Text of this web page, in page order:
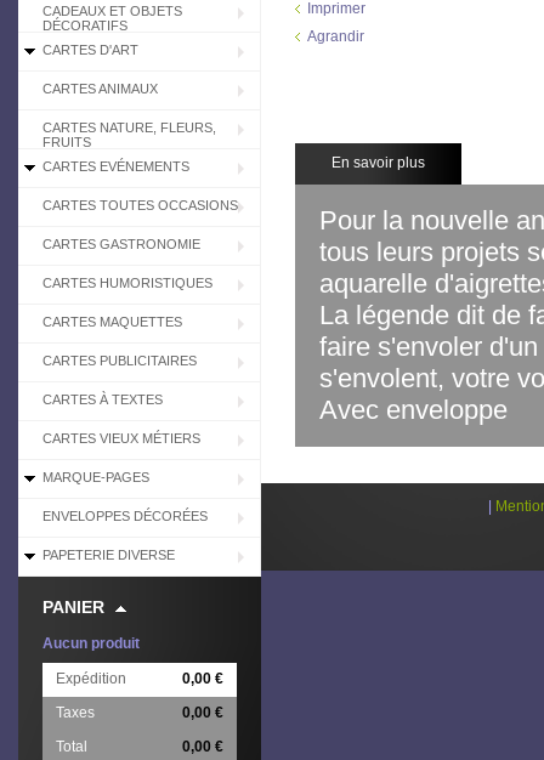
CADEAUX ET OBJETS
DÉCORATIFS
CARTES D'ART
CARTES ANIMAUX
CARTES NATURE, FLEURS,
FRUITS
CARTES EVÉNEMENTS
CARTES TOUTES OCCASIONS
CARTES GASTRONOMIE
CARTES HUMORISTIQUES
CARTES MAQUETTES
CARTES PUBLICITAIRES
CARTES À TEXTES
CARTES VIEUX MÉTIERS
MARQUE-PAGES
ENVELOPPES DÉCORÉES
PAPETERIE DIVERSE
PANIER
Aucun produit
Expédition
0,00 €
Taxes
0,00 €
Total
0,00 €
Imprimer
Agrandir
En savoir plus
Pour la nouvelle
tous leurs projets
aquarelle
La légende dit de
faire s'envoler
s'envolent, votre
Avec enveloppe